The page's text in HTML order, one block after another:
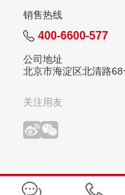
销售热线
400-6600-577
公司地址
北京市海淀区北清路
关注用友
版权所有